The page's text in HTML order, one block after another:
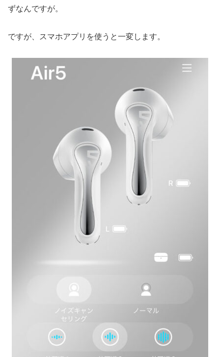
ずなんですが。
ですが、スマホアプリを使うと一変します。